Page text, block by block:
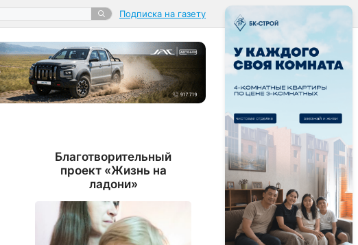
Подписка на газету
Благотворительный
проект «Жизнь на
ладони»